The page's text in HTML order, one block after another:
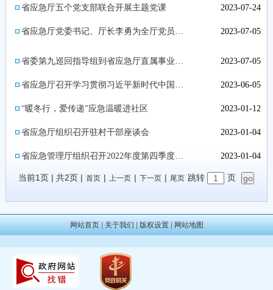
省应急厅五个党支部联合开展主题党课 2023-07-24
2023-07-05
2023-07-05
2023-06-05
“暖冬行，爱传递”应急温暖进社区 2023-01-12
省应急厅组织召开驻村干部座谈会 2023-01-04
省应急管理厅组织召开2022年度第四季度党的建设工作会议 2023-01-04
当前1页 |共2页 | 首页 | 上一页 | 下一页 | 尾页 跳转 页
网站首页|关于我们|版权设置|网站地图